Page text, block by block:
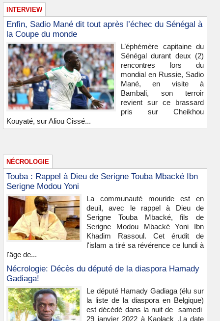
INTERVIEW
Enfin, Sadio Mané dit tout après l’échec du Sénégal à
la Coupe du monde
L’éphémère capitaine du
Sénégal durant deux (2)
rencontres lors du
mondial en Russie, Sadio
Mané, en visite à
Bambali, son terroir
revient sur ce brassard
pris sur Cheikhou
Kouyaté, sur Aliou Cissé...
NÉCROLOGIE
Touba : Rappel à Dieu de Serigne Touba Mbacké Ibn
Serigne Modou Yoni
La communauté mouride est en
deuil, avec le rappel à Dieu de
Serigne Touba Mbacké, fils de
Serigne Modou Mbacké Yoni Ibn
Khadim Rassoul. Cet érudit de
l'islam a tiré sa révérence ce lundi à
l'âge de...
Nécrologie: Décès du député de la diaspora Hamady
Gadiaga!
Le député Hamady Gadiaga (élu sur
la liste de la diaspora en Belgique)
est décédé dans la nuit de samedi
29 janvier 2022 à Kaolack .La date